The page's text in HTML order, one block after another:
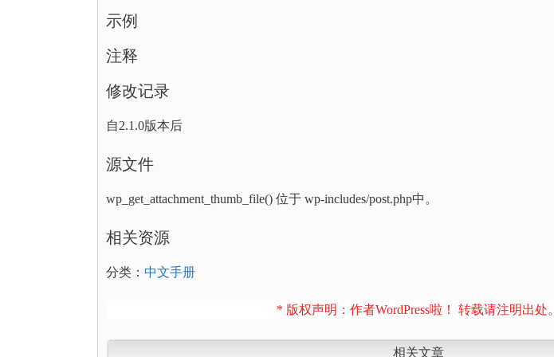
示例
注释
修改记录
自2.1.0版本后
源文件
wp_get_attachment_thumb_file() 位于 wp-includes/post.php中。
相关资源
分类： 中文手册
* 版权声明：作者WordPress啦！ 转载请注明出处。
相关文章